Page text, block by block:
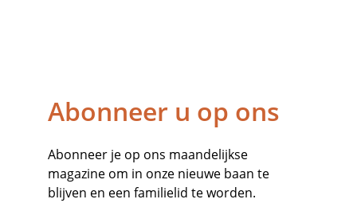
Abonneer u op ons
Abonneer je op ons maandelijkse
magazine om in onze nieuwe baan te
blijven en een familielid te worden.